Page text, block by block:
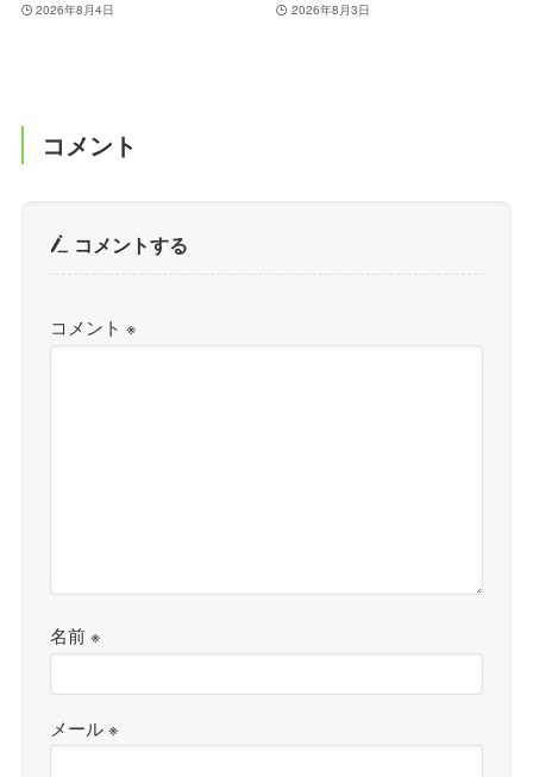
2026年8月4日 2026年8月3日
コメント
コメントする
コメント※
名前※
メール※